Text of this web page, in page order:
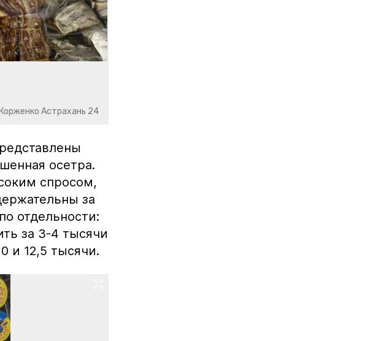
Астрахань 24
осетра.
спросом,
за
отдельности:
за 3-4 тысячи
и 12,5 тысячи.